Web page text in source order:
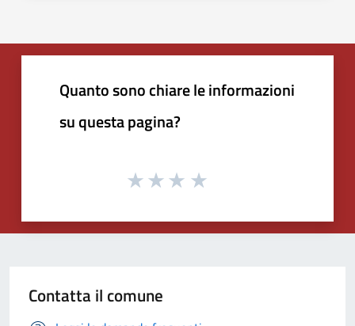
Quanto sono chiare le informazioni
su questa pagina?
Contatta il comune